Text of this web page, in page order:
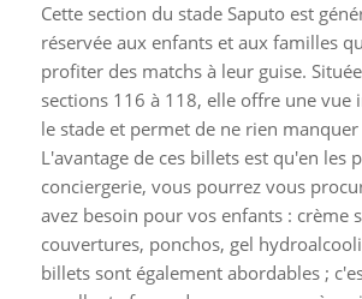
Cette section du stade Saputo est
réservée aux enfants et aux familles
profiter des matchs à leur guise.
sections 116 à 118, elle offre une vue
le stade et permet de ne rien
L'avantage de ces billets est qu'en les
conciergerie, vous pourrez vous
avez besoin pour vos enfants : crème
couvertures, ponchos, gel
billets sont également abordables ;